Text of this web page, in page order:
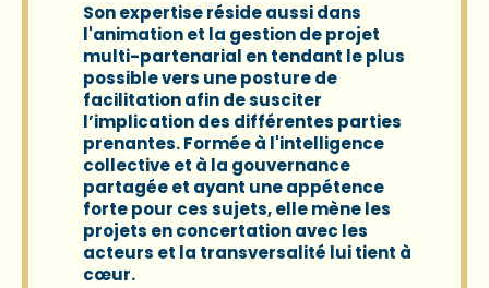
Son expertise réside aussi dans
l'animation et la gestion de projet
multi-partenarial en tendant le plus
possible vers une posture de
facilitation afin de susciter
l’implication des différentes parties
prenantes. Formée à l'intelligence
collective et à la gouvernance
partagée et ayant une appétence
forte pour ces sujets, elle mène les
projets en concertation avec les
acteurs et la transversalité lui tient à
cœur.